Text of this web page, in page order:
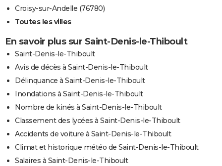
Croisy-sur-Andelle (76780)
Toutes les villes
En savoir plus sur Saint-Denis-le-Thiboult
Saint-Denis-le-Thiboult
Avis de décès à Saint-Denis-le-Thiboult
Délinquance à Saint-Denis-le-Thiboult
Inondations à Saint-Denis-le-Thiboult
Nombre de kinés à Saint-Denis-le-Thiboult
Classement des lycées à Saint-Denis-le-Thiboult
Accidents de voiture à Saint-Denis-le-Thiboult
Climat et historique météo de Saint-Denis-le-Thiboult
Salaires à Saint-Denis-le-Thiboult